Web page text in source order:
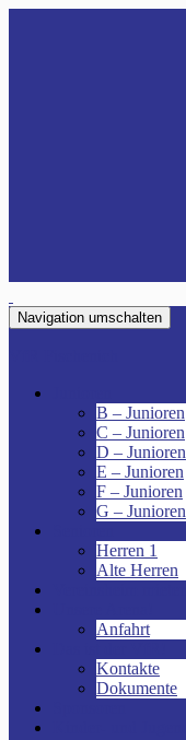
Navigation umschalten
B – Junioren
C – Junioren
D – Junioren
E – Junioren
F – Junioren
G – Junioren
Herren 1
Alte Herren
Anfahrt
Kontakte
Dokumente